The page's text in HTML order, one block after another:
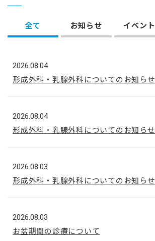
全て お知らせ イベント
2026.08.04
形成外科・乳腺外科についてのお知らせ
2026.08.04
形成外科・乳腺外科についてのお知らせ
2026.08.03
形成外科・乳腺外科についてのお知らせ
2026.08.03
お盆期間の診療について